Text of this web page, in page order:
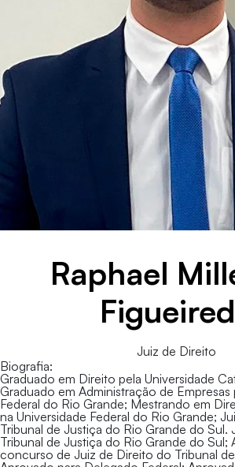
Raphael
Juiz de Direito
Biografia:
Graduado em Direito pela Universidade
⁠Graduado em Administração de Empresas
Federal do Rio Grande; ⁠Mestrando em
na Universidade Federal do Rio Grande;
Tribunal de Justiça do Rio Grande do Sul.
Tribunal de Justiça do Rio Grande do Sul;
concurso de Juiz de Direito do Tribunal